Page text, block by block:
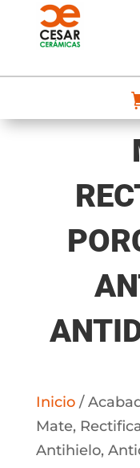
Inicio/
Mate,
Antihielo,